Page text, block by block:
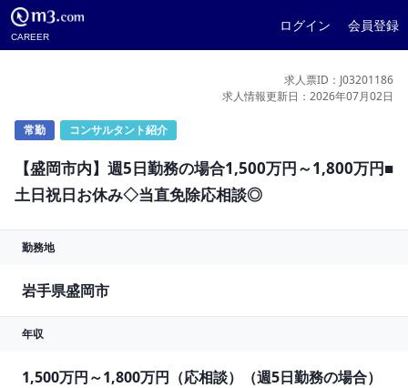
CAREER
ログイン 会員登録
求人票ID：J03201186
求人情報更新日：2026年07月02日
常勤 コンサルタント紹介
【盛岡市内】週5日勤務の場合1,500万円～1,800万円■
土日祝日お休み◇当直免除応相談◎
勤務地
岩手県盛岡市
年収
1,500万円～1,800万円（応相談）（週5日勤務の場合）